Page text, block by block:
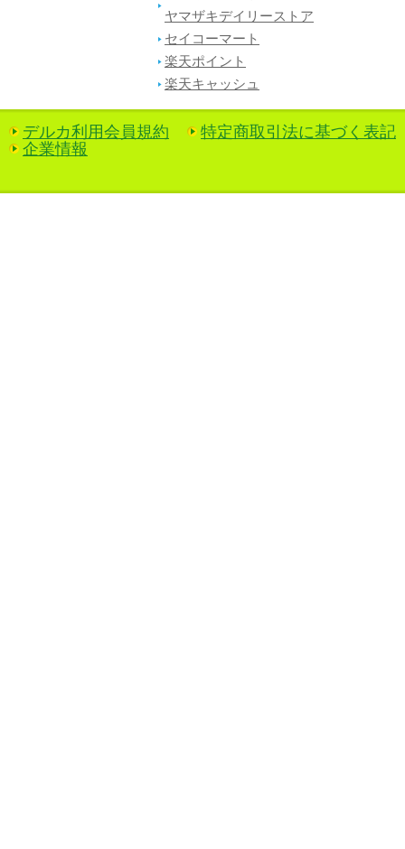
ヤマザキデイリーストア
セイコーマート
楽天ポイント
楽天キャッシュ
デルカ利用会員規約
特定商取引法に基づく表記
企業情報